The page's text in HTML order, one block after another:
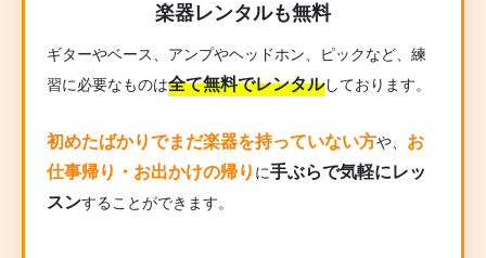
楽器レンタルも無料
ギターやベース、アンプやヘッドホン、ピックなど、練
習に必要なものは全て無料でレンタルしております。
初めたばかりでまだ楽器を持っていない方や、 お
仕事帰り・お出かけの帰り に手ぶらで気軽にレッ
スンすることができます。